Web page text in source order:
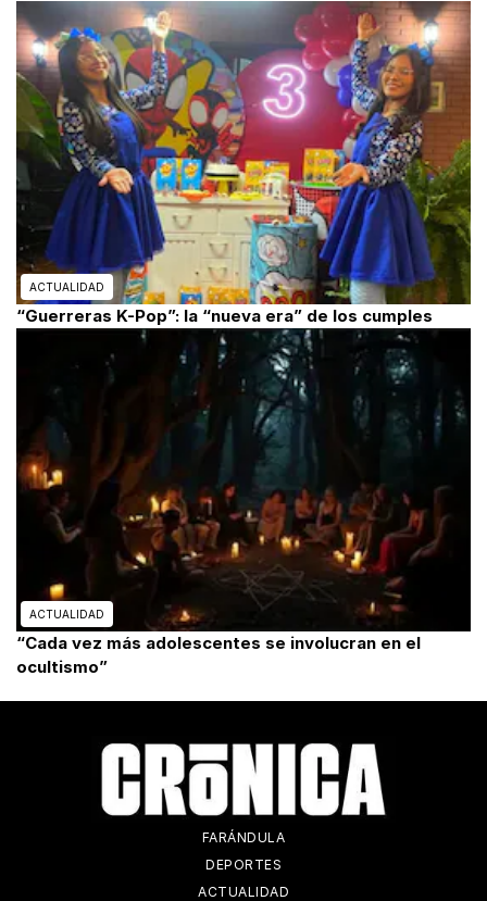
ACTUALIDAD
“Guerreras K-Pop”: la “nueva era” de los cumples
ACTUALIDAD
“Cada vez más adolescentes se involucran en el
ocultismo”
FARÁNDULA
DEPORTES
ACTUALIDAD